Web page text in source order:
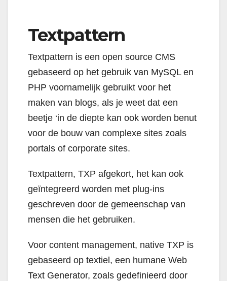
Textpattern
Textpattern is een open source CMS
gebaseerd op het gebruik van MySQL en
PHP voornamelijk gebruikt voor het
maken van blogs, als je weet dat een
beetje ‘in de diepte kan ook worden benut
voor de bouw van complexe sites zoals
portals of corporate sites.
Textpattern, TXP afgekort, het kan ook
geïntegreerd worden met plug-ins
geschreven door de gemeenschap van
mensen die het gebruiken.
Voor content management, native TXP is
gebaseerd op textiel, een humane Web
Text Generator, zoals gedefinieerd door